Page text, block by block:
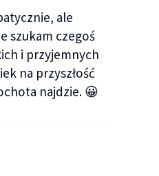
ale
szukam czegoś
i przyjemnych
na przyszłość
najdzie. 😀